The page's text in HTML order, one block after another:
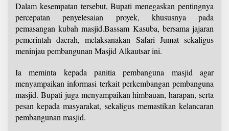
Dalam kesempatan tersebut, Bupati menegaskan pentingnya
percepatan penyelesaian proyek, khususnya pada
pemasangan kubah masjid.Bassam Kasuba, bersama jajaran
pemerintah daerah, melaksanakan Safari Jumat sekaligus
meninjau pembangunan Masjid Alkautsar ini.
Ia meminta kepada panitia pembanguna masjid agar
menyampaikan informasi terkait perkembangan pembanguna
masjid. Bupati juga menyampaikan himbauan, harapan, serta
pesan kepada masyarakat, sekaligus memastikan kelancaran
pembangunan masjid.